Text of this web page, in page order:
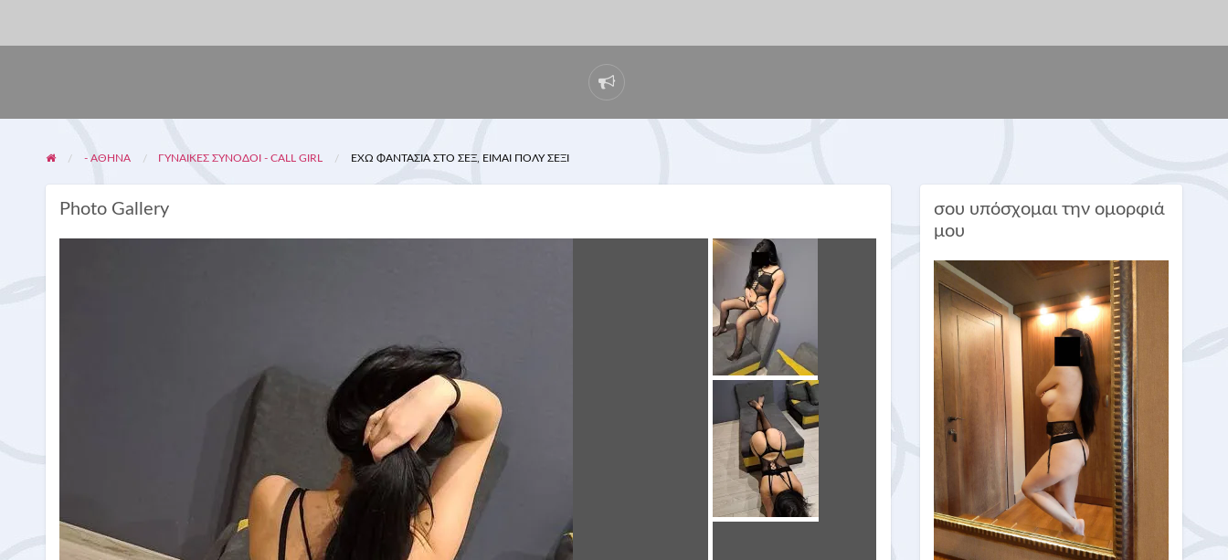
- ΑΘΗΝΑ ΓΥΝΑΊΚΕΣ ΣΥΝΟΔΟΊ - CALL GIRL ΈΧΩ ΦΑΝΤΑΣΊΑ ΣΤΟ ΣΕΞ, ΕΊΜΑΙ ΠΟΛΎ ΣΈΞΙ
Photo Gallery
σου υπόσχομαι την ομορφιά
μου